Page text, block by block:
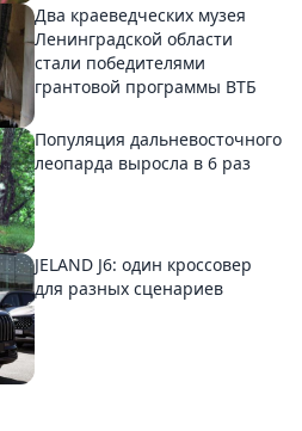
Два краеведческих музея
Ленинградской области
стали победителями
грантовой программы ВТБ
Популяция дальневосточного
леопарда выросла в 6 раз
JELAND J6: один кроссовер
для разных сценариев